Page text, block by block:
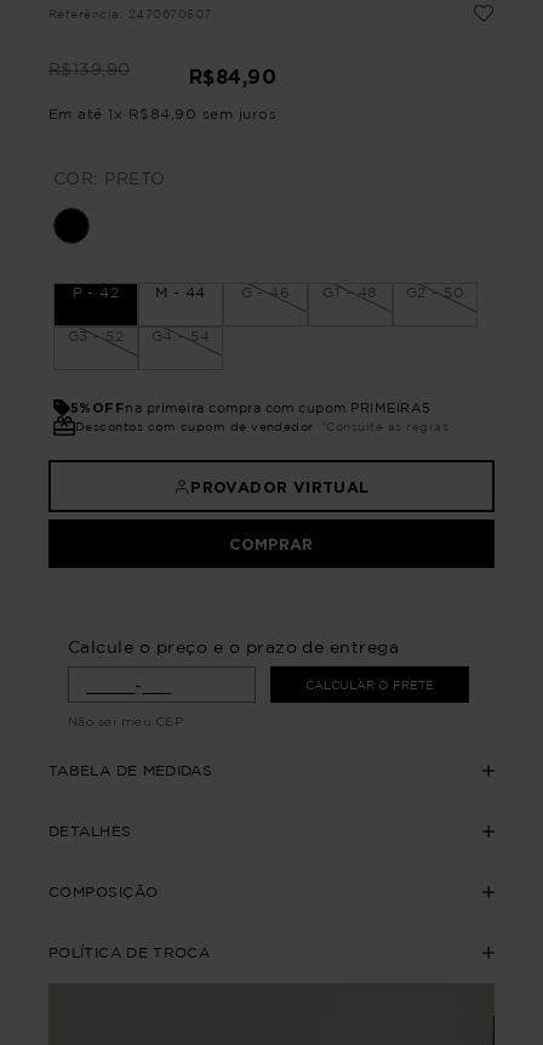
Referência : 2470670507
R$139,90 R$84,90
Em até 1 x R$ 84 90 sem juros
COR: PRETO
P - 42 M - 44 G - 46 G1 - 48 G2 - 50
G3 - 52 G4 - 54
5%OFFna primeira compra com cupom PRIMEIRA5
Descontos com cupom de vendedor *Consulte as regras
PROVADOR VIRTUAL
COMPRAR
Calcule o preço e o prazo de entrega
CALCULAR O FRETE
Não sei meu CEP
TABELA DE MEDIDAS
DETALHES
COMPOSIÇÃO
POLÍTICA DE TROCA